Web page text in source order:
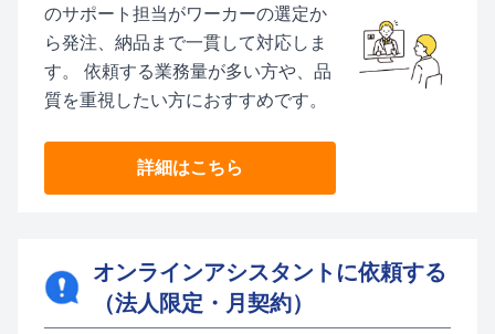
のサポート担当がワーカーの選定か
ら発注、納品まで一貫して対応しま
す。 依頼する業務量が多い方や、品
質を重視したい方におすすめです。
詳細はこちら
オンラインアシスタントに依頼する
（法人限定・月契約）